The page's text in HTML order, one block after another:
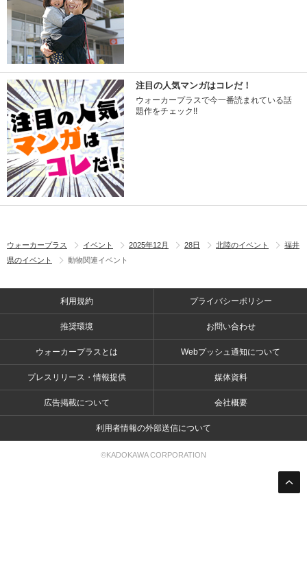
注目の人気マンガはコレだ！
ウォーカープラスで今一番読まれている話
題作をチェック!!
ウォーカープラス イベント 2025年12月 28日 北陸のイベント
福井
県のイベント
動物関連イベント
利用規約 プライバシーポリシー
推奨環境 お問い合わせ
ウォーカープラスとは Webプッシュ通知について
プレスリリース・情報提供 媒体資料
広告掲載について 会社概要
利用者情報の外部送信について
©KADOKAWA CORPORATION